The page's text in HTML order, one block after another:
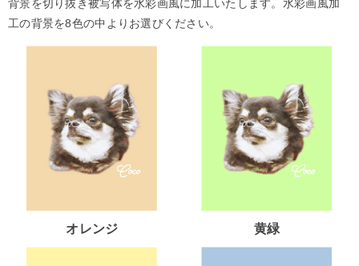
背景を切り抜き被写体を水彩画風に加工いたします。水彩画風加
工の背景を8色の中よりお選びください。
オレンジ 黄緑